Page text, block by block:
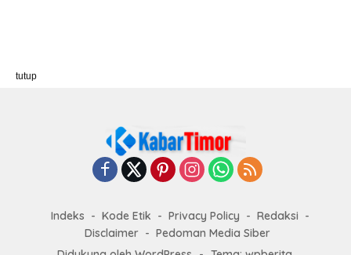
Indeks Kode Etik Privacy Policy
Redaksi
Disclaimer
Pedoman Media Siber
tutup